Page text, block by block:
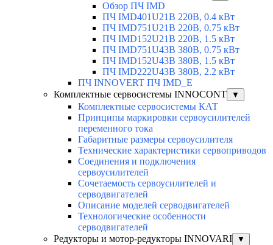
Обзор ПЧ IMD
ПЧ IMD401U21B 220В, 0.4 кВт
ПЧ IMD751U21B 220В, 0.75 кВт
ПЧ IMD152U21B 220В, 1.5 кВт
ПЧ IMD751U43B 380В, 0.75 кВт
ПЧ IMD152U43B 380В, 1.5 кВт
ПЧ IMD222U43B 380В, 2.2 кВт
ПЧ INNOVERT ПЧ IMD_E
Комплектные сервосистемы INNOCONT
▼
Комплектные сервосистемы КАТ
Принципы маркировки сервоусилителей
переменного тока
Габаритные размеры сервоусилителя
Технические характеристики сервоприводов
Соединения и подключения
сервоусилителей
Сочетаемость сервоусилителей и
серводвигателей
Описание моделей серводвигателей
Технологические особенности
серводвигателей
Редукторы и мотор-редукторы INNOVARI
▼